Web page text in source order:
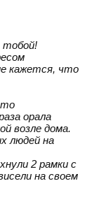
тобой!
кажется, что
то
орала
возле дома.
людей на
2 рамки с
на своем